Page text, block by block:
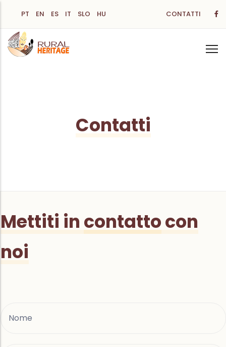
contenuto
principale
PT EN ES IT SLO HU CONTATTI
Contatti
Mettiti in contattocon
noi
Nome